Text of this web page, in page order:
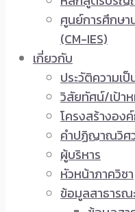
ศูนย์การศึกษา
(CM-IES)
เกี่ยวกับ
ประวัติความเป็
วิสัยทัศน์/เป้า
โครงสร้างอง
คำปฏิญาณวิศ
ผู้บริหาร
หัวหน้าภาควิชา
ข้อมูลสาธารณ